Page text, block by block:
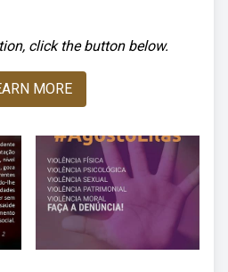
click the button below.
MORE